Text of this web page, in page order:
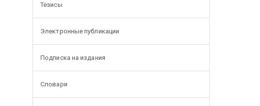
Тезисы
Электронные публикации
Подписка на издания
Словари